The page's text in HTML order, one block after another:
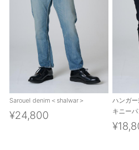
Sarouel denim＜shalwar＞
¥24,800
ハンガ
キニー